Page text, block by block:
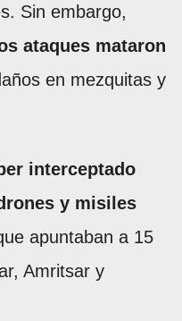
Sin embargo,
ataques mataron
en mezquitas y
interceptado
y misiles
apuntaban a 15
Amritsar y